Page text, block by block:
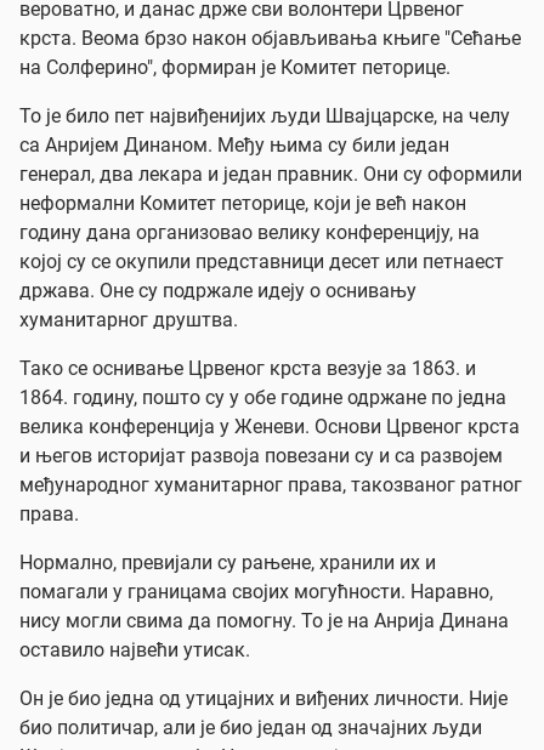
вероватно, и данас држе сви волонтери Црвеног
крста. Веома брзо након објављивања књиге "Сећање
на Солферино", формиран је Комитет петорице.
То је било пет највиђенијих људи Швајцарске, на челу
са Анријем Динаном. Међу њима су били један
генерал, два лекара и један правник. Они су оформили
неформални Комитет петорице, који је већ након
годину дана организовао велику конференцију, на
којој су се окупили представници десет или петнаест
држава. Оне су подржале идеју о оснивању
хуманитарног друштва.
Тако се оснивање Црвеног крста везује за 1863. и
1864. годину, пошто су у обе године одржане по једна
велика конференција у Женеви. Основи Црвеног крста
и његов историјат развоја повезани су и са развојем
међународног хуманитарног права, такозваног ратног
права.
Нормално, превијали су рањене, хранили их и
помагали у границама својих могућности. Наравно,
нису могли свима да помогну. То је на Анрија Динана
оставило највећи утисак.
Он је био једна од утицајних и виђених личности. Није
био политичар, али је био један од значајних људи